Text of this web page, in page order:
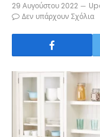
29 Αυγούστου 2022
Δεν υπάρχουν Σχόλια